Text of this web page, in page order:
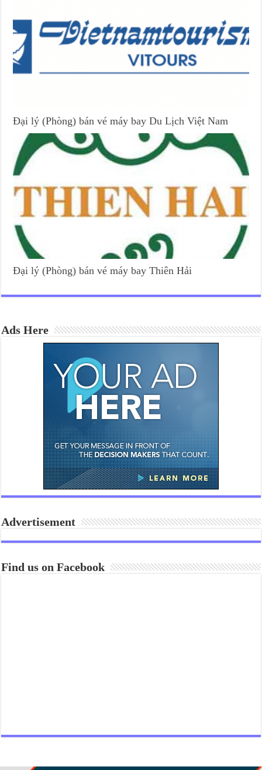
Đại lý (Phòng) bán vé máy bay Du Lịch Việt Nam
Đại lý (Phòng) bán vé máy bay Thiên Hải
Ads Here
Advertisement
Find us on Facebook